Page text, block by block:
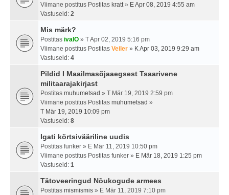
Viimane postitus Postitas kratt» E Apr 08, 2019 4:55 am
Vastuseid: 2
Mis märk?
Postitas ivalO » T Apr 02, 2019 5:16 pm
Viimane postitus Postitas Veiler » K Apr 03, 2019 9:29 am
Vastuseid: 4
Pildid I Maailmasõjaaegsest Tsaarivene
militaarajakirjast
Postitas muhumetsad » T Mär 19, 2019 2:59 pm
Viimane postitus Postitas muhumetsad »
T Mär 19, 2019 10:09 pm
Vastuseid: 8
Igati kõrtsivääriline uudis
Postitas funker » E Mär 11, 2019 10:50 pm
Viimane postitus Postitas funker » E Mär 18, 2019 1:25 pm
Vastuseid: 1
Tätoveeringud Nõukogude armees
Postitas mismismis » E Mär 11, 2019 7:10 pm